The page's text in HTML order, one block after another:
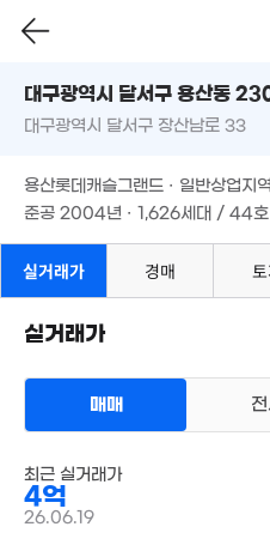
12.45억
'16. 01
09
04
필터 매물 탐색
대구시 달서구 용산동 230-10
준공 2004년 · 1,626세대 / 44호 ·
대구광역시 달서구 용산동
대구광역시 달서구 장산남로 33
용산롯데캐슬그랜드 · 일반상업지역
준공 2004년 · 1,626세대 / 44
실거래가 경매
실거래가
매매 전
최근 실거래가
4억
26.06.19